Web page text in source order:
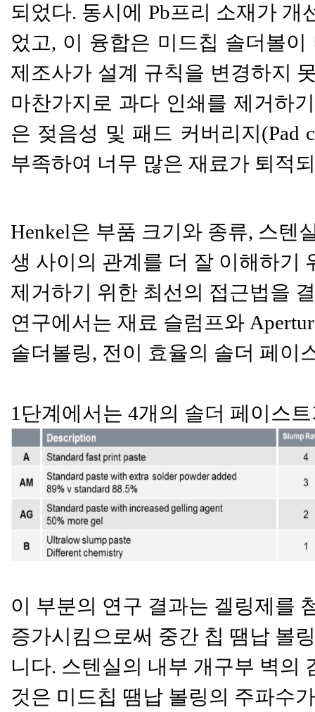
되었다. 동시에 Pb프리 소재가
었고, 이 융합은 미드칩 솔더볼
제조사가 설계 규칙을 변경하지
마찬가지로 과다 인쇄를 제거하
은 젖음성 및 패드 커버리지(Pad
부족하여 너무 많은 재료가 퇴적
Henkel은 부품 크기와 종류, 스텐
생 사이의 관계를 더 잘 이해하기
제거하기 위한 최선의 접근법을
연구에서는 재료 슬럼프와
솔더볼링, 전이 효율의 솔더 페이
1단계에서는 4개의 솔더 페이스
이 부분의 연구 결과는 겔링제를
증가시킴으로써 중간 칩 땜납 볼
니다. 스텐실의 내부 개구부 벽의
것은 미드칩 땜납 볼링의 주파수